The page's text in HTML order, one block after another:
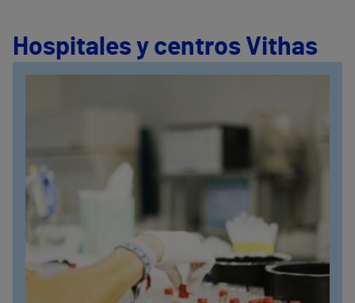
Hospitales y centros Vithas